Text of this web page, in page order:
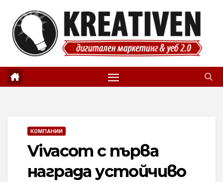
content
КОМПАНИИ
Vivacom с първа
награда устойчиво